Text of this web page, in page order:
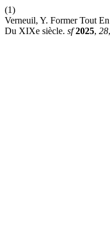
(1)
Verneuil, Y. Former Tout
Du XIXe siècle. sf 2025, 28